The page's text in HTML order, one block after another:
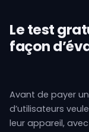
Le test
façon
Avant de payer
d’utilisateurs
leur appareil,